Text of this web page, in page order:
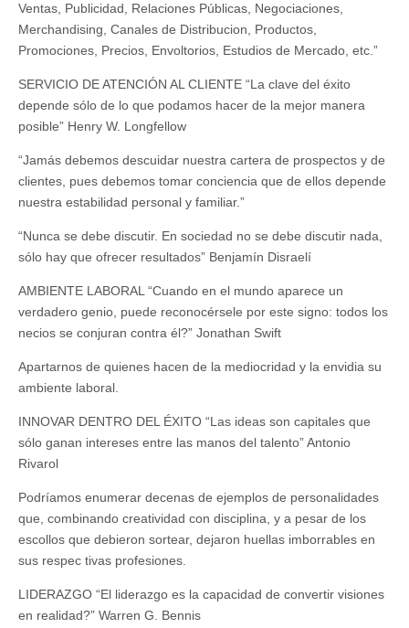
Ventas, Publicidad, Relaciones Públicas, Negociaciones,
Merchandising, Canales de Distribucion, Productos,
Promociones, Precios, Envoltorios, Estudios de Mercado, etc.”
SERVICIO DE ATENCIÓN AL CLIENTE “La clave del éxito
depende sólo de lo que podamos hacer de la mejor manera
posible” Henry W. Longfellow
“Jamás debemos descuidar nuestra cartera de prospectos y de
clientes, pues debemos tomar conciencia que de ellos depende
nuestra estabilidad personal y familiar.”
“Nunca se debe discutir. En sociedad no se debe discutir nada,
sólo hay que ofrecer resultados” Benjamín Disraelí
AMBIENTE LABORAL “Cuando en el mundo aparece un
verdadero genio, puede reconocérsele por este signo: todos los
necios se conjuran contra él?” Jonathan Swift
Apartarnos de quienes hacen de la mediocridad y la envidia su
ambiente laboral.
INNOVAR DENTRO DEL ÉXITO “Las ideas son capitales que
sólo ganan intereses entre las manos del talento” Antonio
Rivarol
Podríamos enumerar decenas de ejemplos de personalidades
que, combinando creatividad con disciplina, y a pesar de los
escollos que debieron sortear, dejaron huellas imborrables en
sus respec tivas profesiones.
LIDERAZGO “El liderazgo es la capacidad de convertir visiones
en realidad?” Warren G. Bennis